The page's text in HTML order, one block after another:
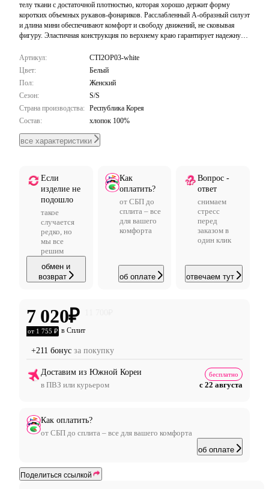
телу ткани с достаточной плотностью, которая хорошо держит форму
коротких объемных рукавов-фонариков. Расслабленный А-образный силуэт
и длина мини обеспечивают комфорт и свободу движений, не сковывая
фигуру. Эластичная конструкция по верхнему краю гарантирует надежную
это платье универсальной основой для непринужденных образов.
Артикул:
CTI2OP03-white
Цвет:
Белый
Пол:
Женский
Сезон:
S/S
Страна производства: Республика Корея
Состав:
хлопок 100%
все характеристики
Если
изделие не
подошло
такое
случается
редко, но
мы все
решим
обмен и
возврат
Как
оплатить?
от СБП до
сплита – все
для вашего
комфорта
об оплате
Вопрос -
ответ
снимаем
стресс
перед
заказом в
один клик
отвечаем тут
7 020₽
от 1 755 ₽ в Сплит
+211 бонус за покупку
Доставим из Южной Кореи
в ПВЗ или курьером
бесплатно
с 22 августа
Как оплатить?
от СБП до сплита – все для вашего комфорта
об оплате
Поделиться ссылкой